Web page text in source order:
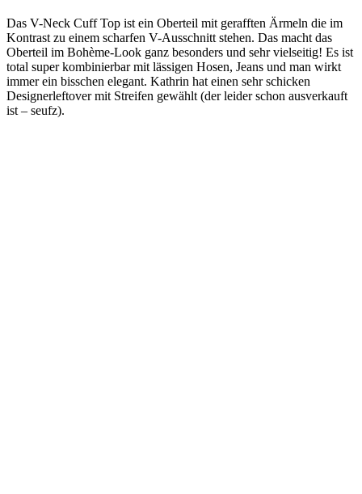
Das V-Neck Cuff Top ist ein Oberteil mit gerafften Ärmeln die im
Kontrast zu einem scharfen V-Ausschnitt stehen. Das macht das
Oberteil im Bohème-Look ganz besonders und sehr vielseitig! Es ist
total super kombinierbar mit lässigen Hosen, Jeans und man wirkt
immer ein bisschen elegant. Kathrin hat einen sehr schicken
Designerleftover mit Streifen gewählt (der leider schon ausverkauft
ist – seufz).